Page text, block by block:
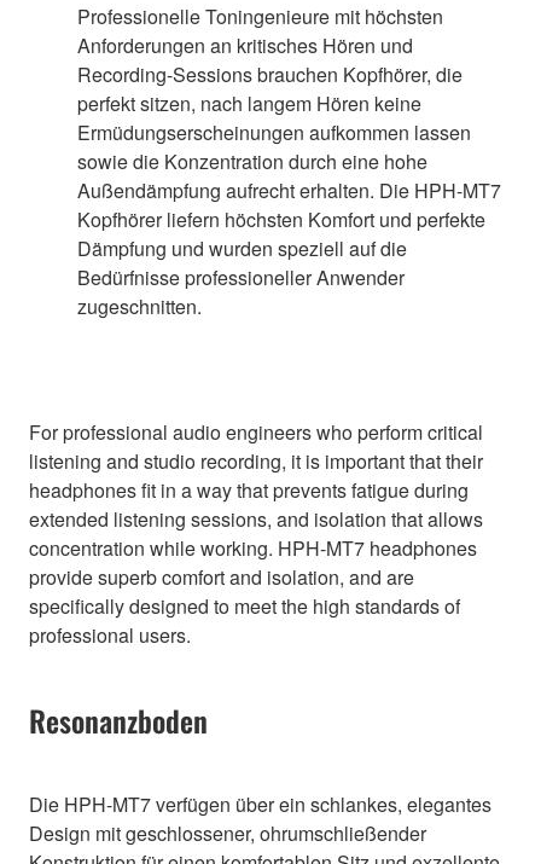
Professionelle Toningenieure mit höchsten
Anforderungen an kritisches Hören und
Recording-Sessions brauchen Kopfhörer, die
perfekt sitzen, nach langem Hören keine
Ermüdungserscheinungen aufkommen lassen
sowie die Konzentration durch eine hohe
Außendämpfung aufrecht erhalten. Die HPH-MT7
Kopfhörer liefern höchsten Komfort und perfekte
Dämpfung und wurden speziell auf die
Bedürfnisse professioneller Anwender
zugeschnitten.
For professional audio engineers who perform critical
listening and studio recording, it is important that their
headphones fit in a way that prevents fatigue during
extended listening sessions, and isolation that allows
concentration while working. HPH-MT7 headphones
provide superb comfort and isolation, and are
specifically designed to meet the high standards of
professional users.
Resonanzboden
Die HPH-MT7 verfügen über ein schlankes, elegantes
Design mit geschlossener, ohrumschließender